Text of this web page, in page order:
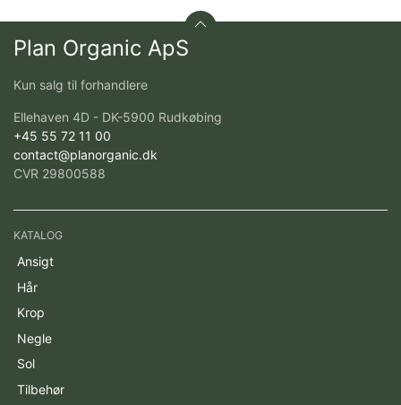
Plan Organic ApS
Kun salg til forhandlere
Ellehaven 4D - DK-5900 Rudkøbing
+45 55 72 11 00
contact@planorganic.dk
CVR 29800588
KATALOG
Ansigt
Hår
Krop
Negle
Sol
Tilbehør